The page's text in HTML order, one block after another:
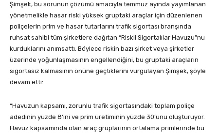
Şimşek, bu sorunun çözümü amacıyla temmuz ayında yayımlanan
yönetmelikle hasar riski yüksek gruptaki araçlar için düzenlenen
poliçelerin prim ve hasar tutarlarını trafik sigortası branşında
ruhsat sahibi tüm şirketlere dağıtan “Riskli Sigortalılar Havuzu”nu
kurduklarını anımsattı. Böylece riskin bazı şirket veya şirketler
üzerinde yoğunlaşmasının engellendiğini, bu gruptaki araçların
sigortasız kalmasının önüne geçtiklerini vurgulayan Şimşek, şöyle
devam etti:
“Havuzun kapsamı, zorunlu trafik sigortasındaki toplam poliçe
adedinin yüzde 8’ini ve prim üretiminin yüzde 30’unu oluşturuyor.
Havuz kapsamında olan araç gruplarının ortalama primlerinde bu